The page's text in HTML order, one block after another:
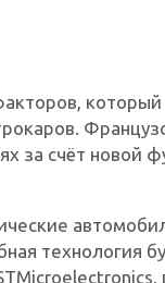
за счёт новой
технология